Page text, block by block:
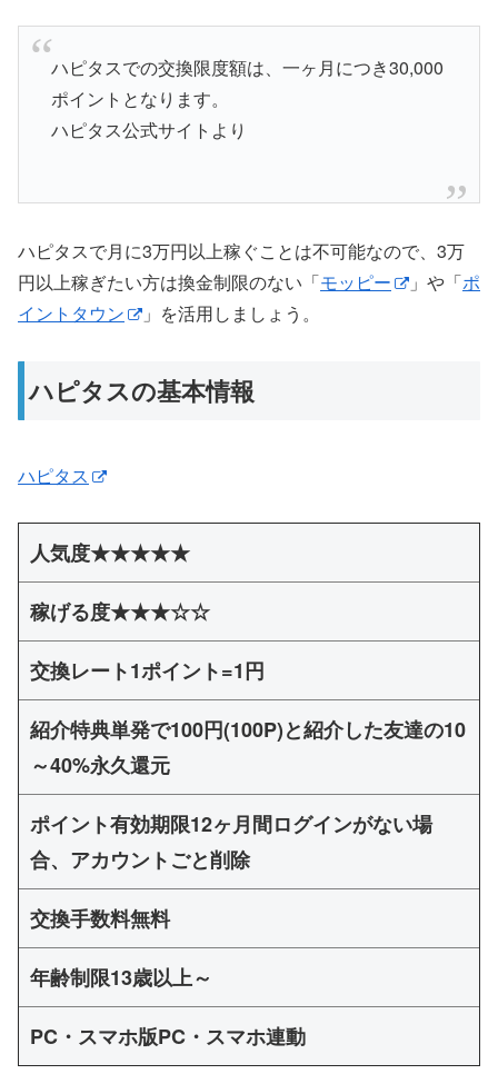
ハピタスでの交換限度額は、一ヶ月につき30,000
ポイントとなります。
ハピタス公式サイトより
ハピタスで月に3万円以上稼ぐことは不可能なので、3万
円以上稼ぎたい方は換金制限のない「モッピー 」や「ポ
イントタウン
」を活用しましょう。
ハピタスの基本情報
ハピタス
人気度★★★★★
稼げる度★★★☆☆
交換レート1ポイント=1円
紹介特典単発で100円(100P)と紹介した友達の10
～40%永久還元
ポイント有効期限12ヶ月間ログインがない場
合、アカウントごと削除
交換手数料無料
年齢制限13歳以上～
PC・スマホ版PC・スマホ連動